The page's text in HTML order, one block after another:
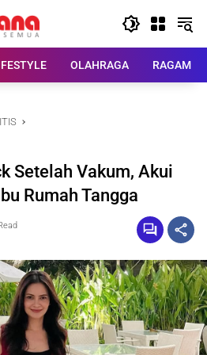
OLAHRAGA RAGAM
Setelah Vakum, Akui
Rumah Tangga